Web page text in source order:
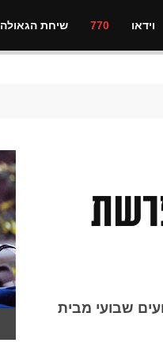
וידאו 770 שיחת הגאולה
שבועי מבית